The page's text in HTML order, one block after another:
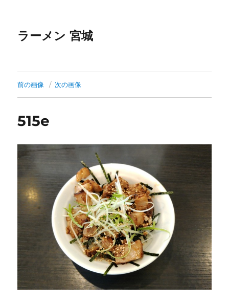
ラーメン 宮城
前の画像 次の画像
515e